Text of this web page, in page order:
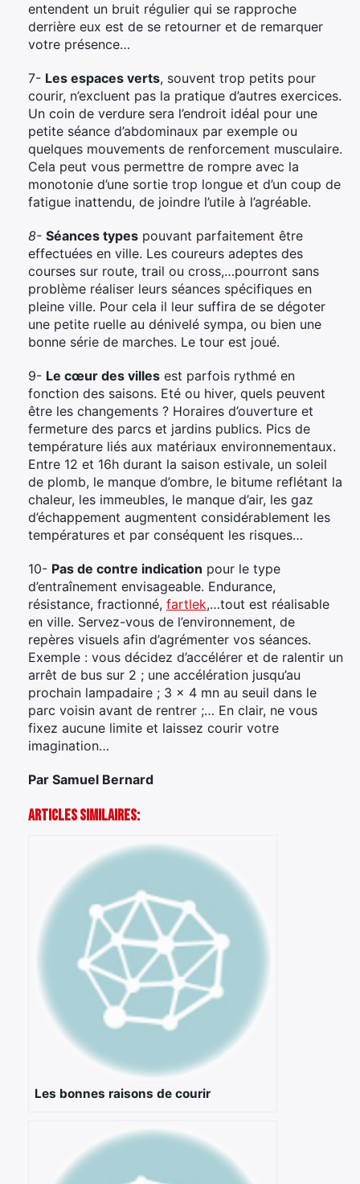
entendent un bruit régulier qui se rapproche
derrière eux est de se retourner et de remarquer
votre présence…
7- Les espaces verts, souvent trop petits pour
courir, n’excluent pas la pratique d’autres exercices.
Un coin de verdure sera l’endroit idéal pour une
petite séance d’abdominaux par exemple ou
quelques mouvements de renforcement musculaire.
Cela peut vous permettre de rompre avec la
monotonie d’une sortie trop longue et d’un coup de
fatigue inattendu, de joindre l’utile à l’agréable.
8- Séances types pouvant parfaitement être
effectuées en ville. Les coureurs adeptes des
courses sur route, trail ou cross,…pourront sans
problème réaliser leurs séances spécifiques en
pleine ville. Pour cela il leur suffira de se dégoter
une petite ruelle au dénivelé sympa, ou bien une
bonne série de marches. Le tour est joué.
9- Le cœur des villes est parfois rythmé en
fonction des saisons. Eté ou hiver, quels peuvent
être les changements ? Horaires d’ouverture et
fermeture des parcs et jardins publics. Pics de
température liés aux matériaux environnementaux.
Entre 12 et 16h durant la saison estivale, un soleil
de plomb, le manque d’ombre, le bitume reflétant la
chaleur, les immeubles, le manque d’air, les gaz
d’échappement augmentent considérablement les
températures et par conséquent les risques…
10- Pas de contre indication pour le type
d’entraînement envisageable. Endurance,
résistance, fractionné, fartlek,…tout est réalisable
en ville. Servez-vous de l’environnement, de
repères visuels afin d’agrémenter vos séances.
Exemple : vous décidez d’accélérer et de ralentir un
arrêt de bus sur 2 ; une accélération jusqu’au
prochain lampadaire ; 3 x 4 mn au seuil dans le
parc voisin avant de rentrer ;… En clair, ne vous
fixez aucune limite et laissez courir votre
imagination…
Par Samuel Bernard
Articles Similaires:
Les bonnes raisons de courir